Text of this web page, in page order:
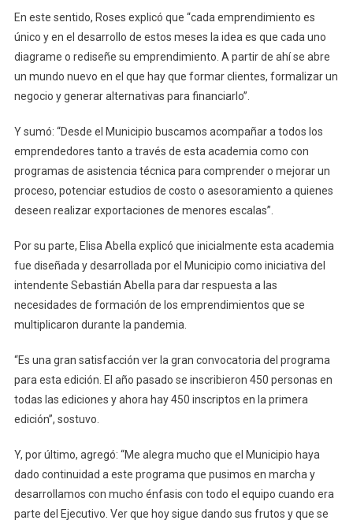
En este sentido, Roses explicó que “cada emprendimiento es
único y en el desarrollo de estos meses la idea es que cada uno
diagrame o rediseñe su emprendimiento. A partir de ahí se abre
un mundo nuevo en el que hay que formar clientes, formalizar un
negocio y generar alternativas para financiarlo”.
Y sumó: “Desde el Municipio buscamos acompañar a todos los
emprendedores tanto a través de esta academia como con
programas de asistencia técnica para comprender o mejorar un
proceso, potenciar estudios de costo o asesoramiento a quienes
deseen realizar exportaciones de menores escalas”.
Por su parte, Elisa Abella explicó que inicialmente esta academia
fue diseñada y desarrollada por el Municipio como iniciativa del
intendente Sebastián Abella para dar respuesta a las
necesidades de formación de los emprendimientos que se
multiplicaron durante la pandemia.
“Es una gran satisfacción ver la gran convocatoria del programa
para esta edición. El año pasado se inscribieron 450 personas en
todas las ediciones y ahora hay 450 inscriptos en la primera
edición”, sostuvo.
Y, por último, agregó: “Me alegra mucho que el Municipio haya
dado continuidad a este programa que pusimos en marcha y
desarrollamos con mucho énfasis con todo el equipo cuando era
parte del Ejecutivo. Ver que hoy sigue dando sus frutos y que se